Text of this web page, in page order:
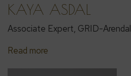
KAYA ASDAL
Associate Expert, GRID-Arendal
Read more